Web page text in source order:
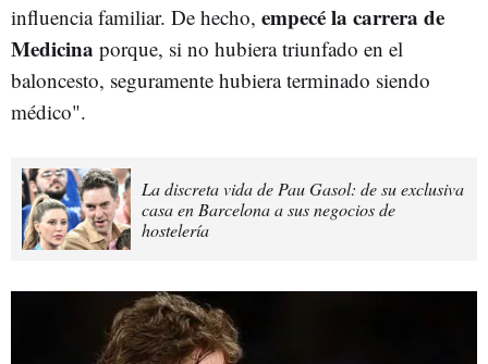
influencia familiar. De hecho, empecé la carrera de
Medicina porque, si no hubiera triunfado en el
baloncesto, seguramente hubiera terminado siendo
médico".
La discreta vida de Pau Gasol: de su exclusiva
casa en Barcelona a sus negocios de
hostelería